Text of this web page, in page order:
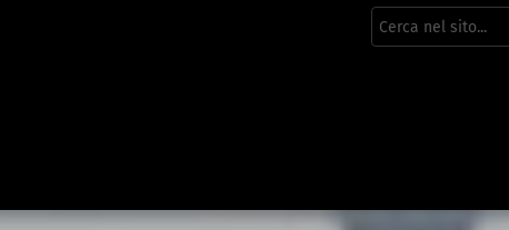
Cerca
per: